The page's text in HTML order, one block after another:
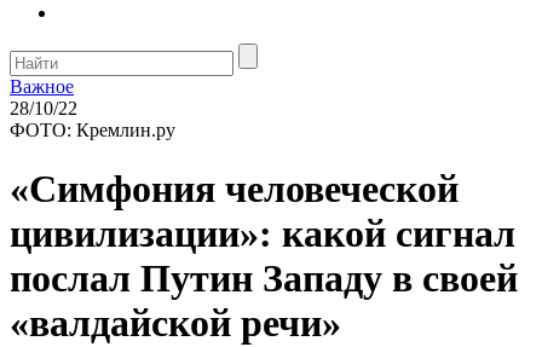
Важное
28/10/22
ФОТО: Кремлин.ру
«Симфония человеческой
цивилизации»: какой сигнал
послал Путин Западу в своей
«валдайской речи»